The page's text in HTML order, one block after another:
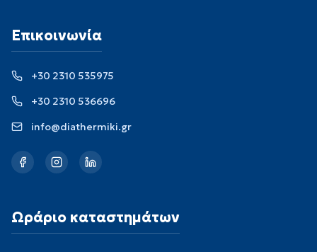
Επικοινωνία
+30 2310 535975
+30 2310 536696
info@diathermiki.gr
Ωράριο καταστημάτων